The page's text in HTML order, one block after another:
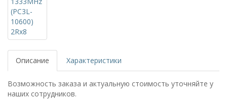
Описание Характеристики
Возможность заказа и актуальную стоимость уточняйте у
наших сотрудников.